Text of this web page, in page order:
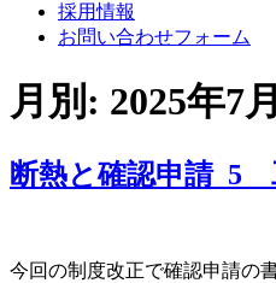
採用情報
お問い合わせフォーム
月別: 2025年7月
断熱と確認申請_5
今回の制度改正で確認申請の